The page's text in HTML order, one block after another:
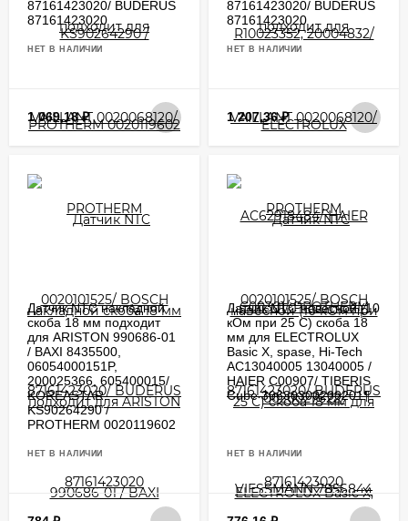
87161423020/ BUDERUS
87161423020
НЕТ В НАЛИЧИИ
1 069,18₽
87161423020/ BUDERUS
87161423020
НЕТ В НАЛИЧИИ
1 207,36₽
Датчик NTC накладной
скоба 18 мм подходит
для ARISTON 990686-01
/ BAXI 8435500,
06054000151P,
200025366, 605400015/
KOREASTAR
KS90264290 /
PROTHERM 0020119602
НЕТ В НАЛИЧИИ
Датчик NTC навесной (10
кОм при 25 С) скоба 18
мм для ELECTROLUX
Basic X, spase, Hi-Tech
AC13040005 13040005 /
HAIER C00907/ TIBERIS
Cube 30630300200201¶
НЕТ В НАЛИЧИИ